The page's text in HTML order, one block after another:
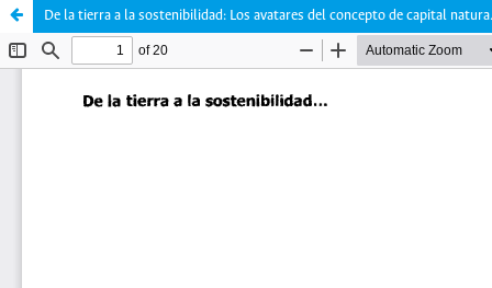
De la tierra a la sostenibilidad: Los avatares del concepto de capital natura.